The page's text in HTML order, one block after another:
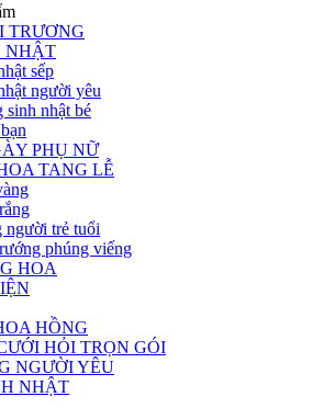
TRƯƠNG
NHẬT
sếp
người yêu
sinh nhật bé
PHỤ NỮ
TANG LỄ
người trẻ tuổi
phúng viếng
HOA
HỒNG
HỎI TRỌN GÓI
NGƯỜI YÊU
NHẬT